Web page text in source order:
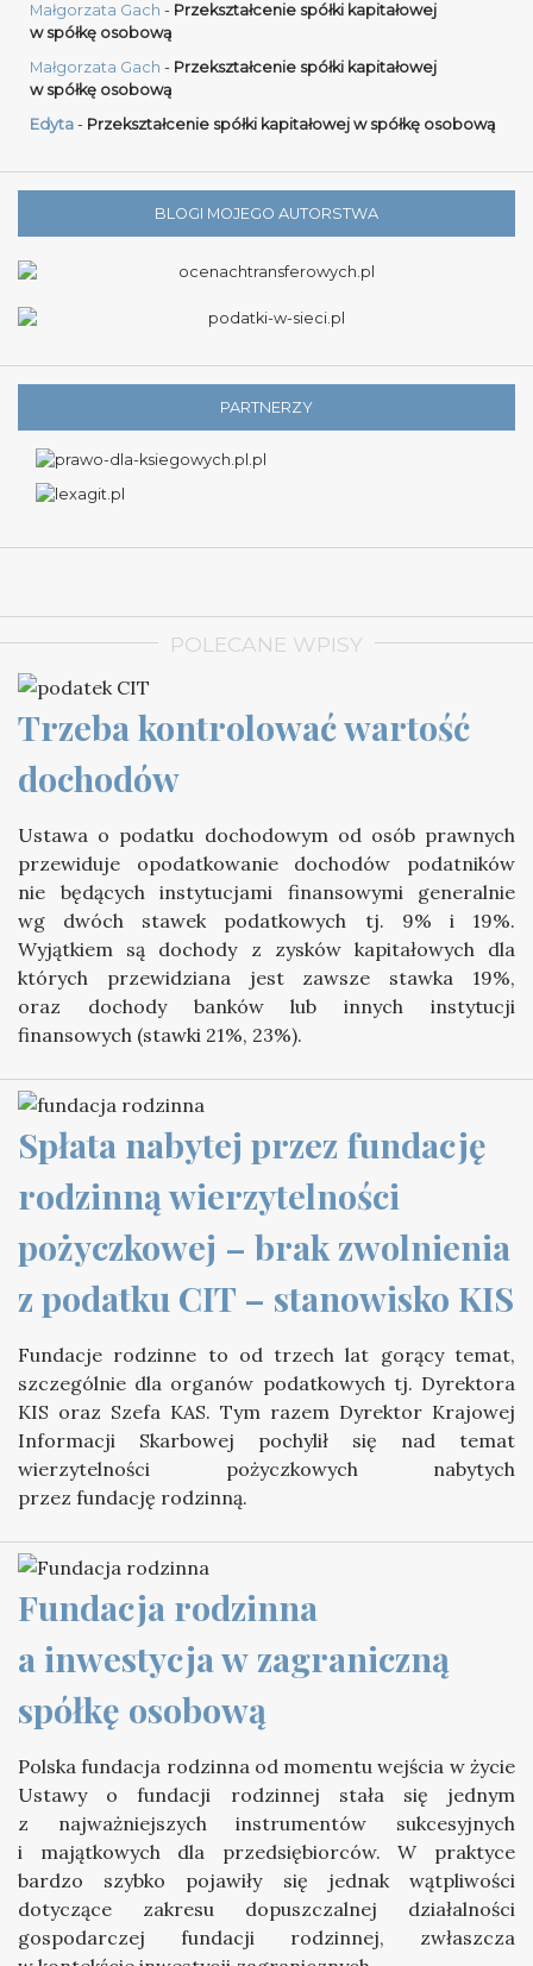
Małgorzata Gach - Przekształcenie spółki kapitałowej
w spółkę osobową
Małgorzata Gach - Przekształcenie spółki kapitałowej
w spółkę osobową
Edyta - Przekształcenie spółki kapitałowej w spółkę osobową
BLOGI MOJEGO AUTORSTWA
PARTNERZY
POLECANE WPISY
Trzeba kontrolować wartość
dochodów
Ustawa o podatku dochodowym od osób prawnych
przewiduje opodatkowanie dochodów podatników
nie będących instytucjami finansowymi generalnie
wg dwóch stawek podatkowych tj. 9% i 19%.
Wyjątkiem są dochody z zysków kapitałowych dla
których przewidziana jest zawsze stawka 19%,
oraz dochody banków lub innych instytucji
finansowych (stawki 21%, 23%).
Spłata nabytej przez fundację
rodzinną wierzytelności
pożyczkowej – brak zwolnienia
z podatku CIT – stanowisko KIS
Fundacje rodzinne to od trzech lat gorący temat,
szczególnie dla organów podatkowych tj. Dyrektora
KIS oraz Szefa KAS. Tym razem Dyrektor Krajowej
Informacji Skarbowej pochylił się nad temat
wierzytelności pożyczkowych nabytych
przez fundację rodzinną.
Fundacja rodzinna
a inwestycja w zagraniczną
spółkę osobową
Polska fundacja rodzinna od momentu wejścia w życie
Ustawy o fundacji rodzinnej stała się jednym
z najważniejszych instrumentów sukcesyjnych
i majątkowych dla przedsiębiorców. W praktyce
bardzo szybko pojawiły się jednak wątpliwości
dotyczące zakresu dopuszczalnej działalności
gospodarczej fundacji rodzinnej, zwłaszcza